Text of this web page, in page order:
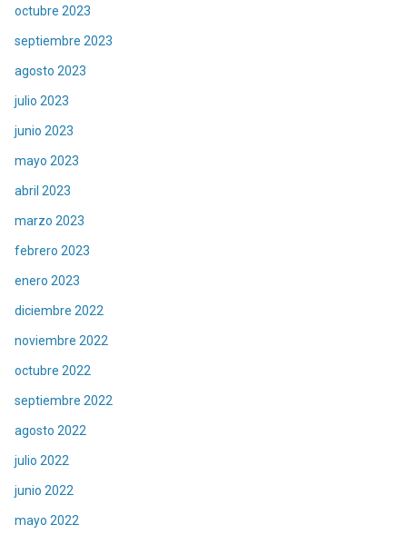
octubre 2023
septiembre 2023
agosto 2023
julio 2023
junio 2023
mayo 2023
abril 2023
marzo 2023
febrero 2023
enero 2023
diciembre 2022
noviembre 2022
octubre 2022
septiembre 2022
agosto 2022
julio 2022
junio 2022
mayo 2022